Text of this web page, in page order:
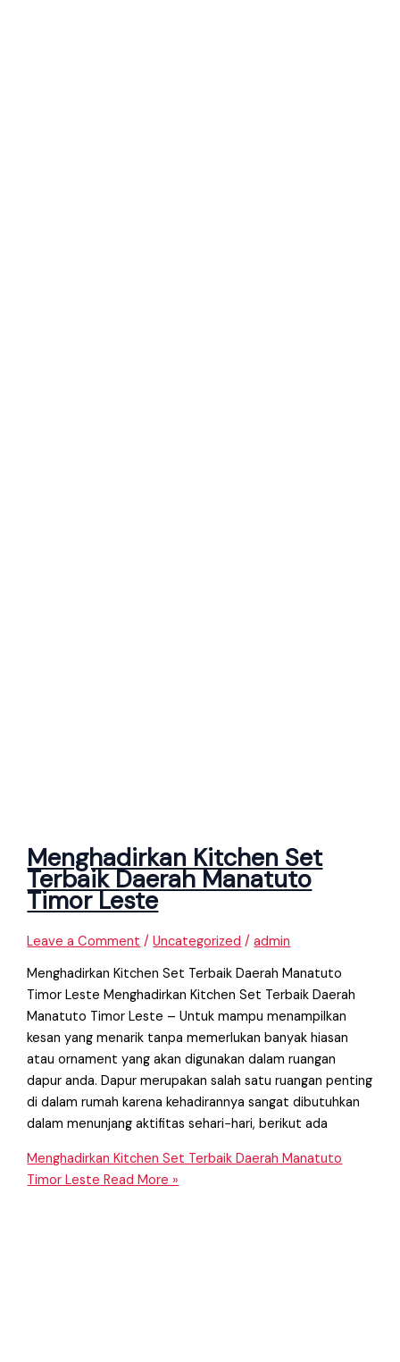
Menghadirkan Kitchen Set
Terbaik Daerah Manatuto
Timor Leste
Leave a Comment /Uncategorized /admin
Menghadirkan Kitchen Set Terbaik Daerah Manatuto
Timor Leste Menghadirkan Kitchen Set Terbaik Daerah
Manatuto Timor Leste – Untuk mampu menampilkan
kesan yang menarik tanpa memerlukan banyak hiasan
atau ornament yang akan digunakan dalam ruangan
dapur anda. Dapur merupakan salah satu ruangan penting
di dalam rumah karena kehadirannya sangat dibutuhkan
dalam menunjang aktifitas sehari−hari, berikut ada
Menghadirkan Kitchen Set Terbaik Daerah Manatuto
Timor Leste Read More »